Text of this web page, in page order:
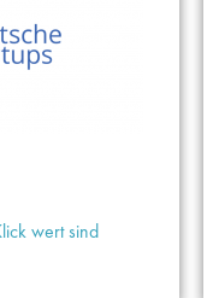
wert sind